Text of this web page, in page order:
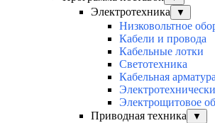
Электротехника ▼
Низковольтное
Кабели и провода
Кабельные лотки
Светотехника
Кабельная
Электрощитовое
Приводная техника
▼